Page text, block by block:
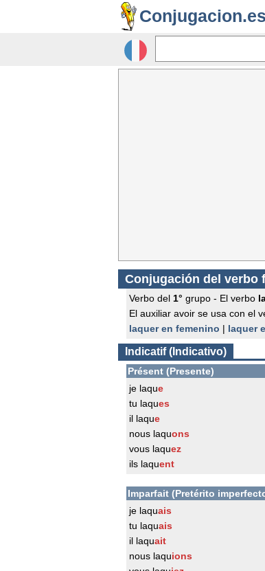
Conjugacion.es
Conjugación del verbo
Verbo del 1° grupo - El verbo
El auxiliar avoir se usa con el
laquer en femenino | laquer
Indicatif (Indicativo)
Présent (Presente)
je laque
tu laques
il laque
nous laquons
vous laquez
ils laquent
Imparfait (Pretérito
je laquais
tu laquais
il laquait
nous laquions